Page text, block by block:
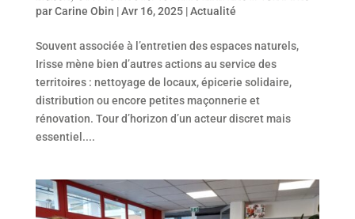
parCarine Obin |Avr 16, 2025|Actualité
Souvent associée à l’entretien des espaces naturels,
Irisse mène bien d’autres actions au service des
territoires : nettoyage de locaux, épicerie solidaire,
distribution ou encore petites maçonnerie et
rénovation. Tour d’horizon d’un acteur discret mais
essentiel....